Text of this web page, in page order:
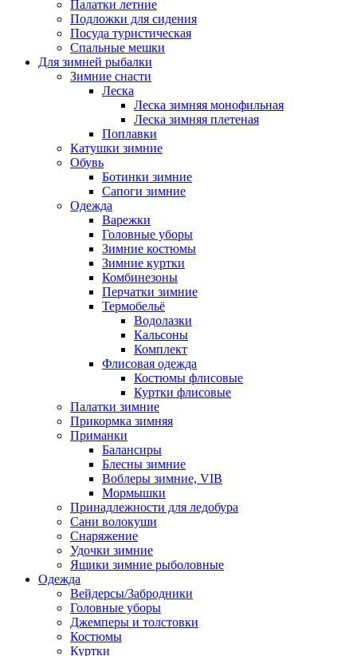
Палатки летние
Подложки для сидения
Посуда туристическая
Спальные мешки
Для зимней рыбалки
Зимние снасти
Леска
Леска зимняя монофильная
Леска зимняя плетеная
Поплавки
Катушки зимние
Обувь
Ботинки зимние
Сапоги зимние
Одежда
Варежки
Головные уборы
Зимние костюмы
Зимние куртки
Комбинезоны
Перчатки зимние
Термобельё
Водолазки
Кальсоны
Комплект
Флисовая одежда
Костюмы флисовые
Куртки флисовые
Палатки зимние
Прикормка зимняя
Приманки
Балансиры
Блесны зимние
Воблеры зимние, VIB
Мормышки
Принадлежности для ледобура
Сани волокуши
Снаряжение
Удочки зимние
Ящики зимние рыболовные
Одежда
Вейдерсы/Забродники
Головные уборы
Джемперы и толстовки
Костюмы
Куртки